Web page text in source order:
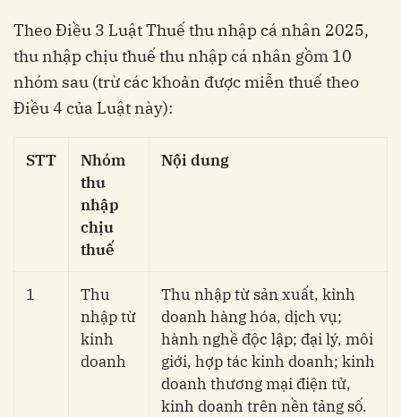
Theo Điều 3 Luật Thuế thu nhập cá nhân 2025,
thu nhập chịu thuế thu nhập cá nhân gồm 10
nhóm sau (trừ các khoản được miễn thuế theo
Điều 4 của Luật này):
STT
Nhóm
thu
nhập
chịu
thuế
Nội dung
1
Thu
nhập từ
kinh
doanh
Thu nhập từ sản xuất, kinh
doanh hàng hóa, dịch vụ;
hành nghề độc lập; đại lý, môi
giới, hợp tác kinh doanh; kinh
doanh thương mại điện tử,
kinh doanh trên nền tảng số.